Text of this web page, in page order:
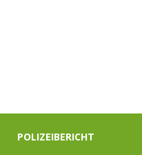
POLIZEIBERICHT